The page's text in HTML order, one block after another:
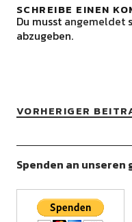
SCHREIBE EINEN
Du musst angemeldet
abzugeben.
VORHERIGER
Spenden an